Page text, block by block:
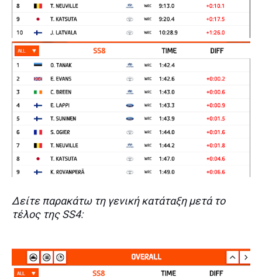
Δείτε παρακάτω τη γενική κατάταξη μετά το
τέλος της SS4: